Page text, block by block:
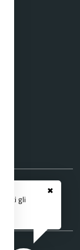
✖
tutti gli